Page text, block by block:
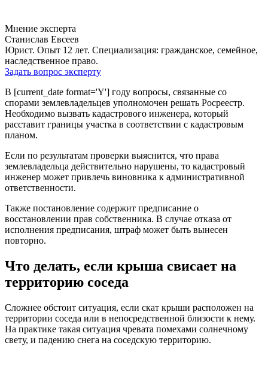
Мнение эксперта
Станислав Евсеев
Юрист. Опыт 12 лет. Специализация: гражданское, семейное,
наследственное право.
Задать вопрос эксперту
В [current_date format='Y'] году вопросы, связанные со
спорами землевладельцев уполномочен решать Росреестр.
Необходимо вызвать кадастрового инженера, который
расставит границы участка в соответствии с кадастровым
планом.
Если по результатам проверки выяснится, что права
землевладельца действительно нарушены, то кадастровый
инженер может привлечь виновника к административной
ответственности.
Также постановление содержит предписание о
восстановлении прав собственника. В случае отказа от
исполнения предписания, штраф может быть вынесен
повторно.
Что делать, если крыша свисает на
территорию соседа
Сложнее обстоит ситуация, если скат крыши расположен на
территории соседа или в непосредственной близости к нему.
На практике такая ситуация чревата помехами солнечному
свету, и падению снега на соседскую территорию.